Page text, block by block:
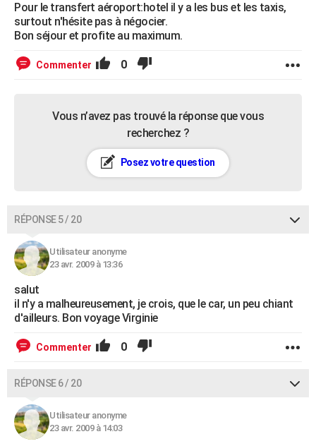
Pour le transfert aéroport:hotel il y a les bus et les taxis,
surtout n'hésite pas à négocier.
Bon séjour et profite au maximum.
Commenter 0
Vous n’avez pas trouvé la réponse que vous
recherchez ?
Posez votre question
RÉPONSE 5 / 20
Utilisateur anonyme
23 avr. 2009 à 13:36
salut
il n'y a malheureusement, je crois, que le car, un peu chiant
d'ailleurs. Bon voyage Virginie
Commenter 0
RÉPONSE 6 / 20
Utilisateur anonyme
23 avr. 2009 à 14:03